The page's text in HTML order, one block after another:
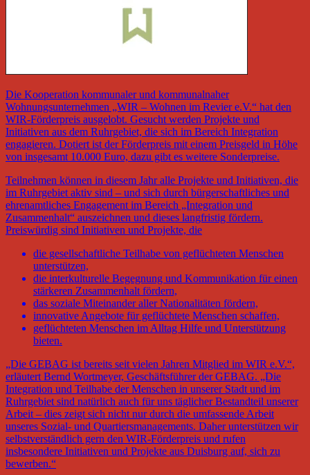
Die Kooperation kommunaler und kommunalnaher
Wohnungsunternehmen „WIR – Wohnen im Revier e.V.“ hat den
WIR-Förderpreis ausgelobt. Gesucht werden Projekte und
Initiativen aus dem Ruhrgebiet, die sich im Bereich Integration
engagieren. Dotiert ist der Förderpreis mit einem Preisgeld in Höhe
von insgesamt 10.000 Euro, dazu gibt es weitere Sonderpreise.
Teilnehmen können in diesem Jahr alle Projekte und Initiativen, die
im Ruhrgebiet aktiv sind – und sich durch bürgerschaftliches und
ehrenamtliches Engagement im Bereich „Integration und
Zusammenhalt“ auszeichnen und dieses langfristig fördern.
Preiswürdig sind Initiativen und Projekte, die
die gesellschaftliche Teilhabe von geflüchteten Menschen
unterstützen,
die interkulturelle Begegnung und Kommunikation für einen
stärkeren Zusammenhalt fördern,
das soziale Miteinander aller Nationalitäten fördern,
innovative Angebote für geflüchtete Menschen schaffen,
geflüchteten Menschen im Alltag Hilfe und Unterstützung
bieten.
„Die GEBAG ist bereits seit vielen Jahren Mitglied im WIR e.V.“,
erläutert Bernd Wortmeyer, Geschäftsführer der GEBAG. „Die
Integration und Teilhabe der Menschen in unserer Stadt und im
Ruhrgebiet sind natürlich auch für uns täglicher Bestandteil unserer
Arbeit – dies zeigt sich nicht nur durch die umfassende Arbeit
unseres Sozial- und Quartiersmanagements. Daher unterstützen wir
selbstverständlich gern den WIR-Förderpreis und rufen
insbesondere Initiativen und Projekte aus Duisburg auf, sich zu
bewerben.“